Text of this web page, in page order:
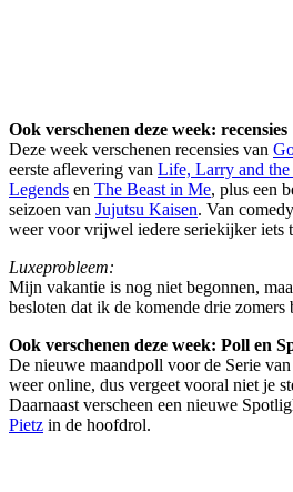
Ook verschenen deze week: recensies
Deze week verschenen recensies van
eerste aflevering van Life, Larry and the
Legends en The Beast in Me, plus een
seizoen van Jujutsu Kaisen. Van
weer voor vrijwel iedere seriekijker iets
Luxeprobleem:
Mijn vakantie is nog niet begonnen,
besloten dat ik de komende drie
Ook verschenen deze week: Poll en
De nieuwe maandpoll voor de Serie
weer online, dus vergeet vooral niet je
Daarnaast verscheen een nieuwe
Pietz in de hoofdrol.